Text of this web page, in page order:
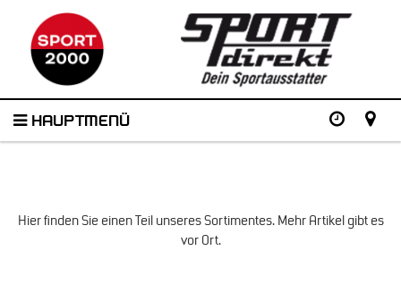
HAUPTMENÜ
Hier finden Sie einen Teil unseres Sortimentes. Mehr Artikel gibt es
vor Ort.